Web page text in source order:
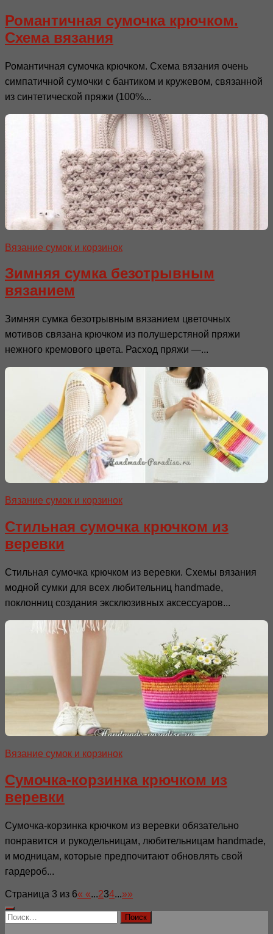
Романтичная сумочка крючком.
Схема вязания
Романтичная сумочка крючком. Схема вязания очень
симпатичной сумочки с бантиком и кружевом, связанной
из синтетической пряжи (100%...
Вязание сумок и корзинок
Зимняя сумка безотрывным
вязанием
Зимняя сумка безотрывным вязанием цветочных
мотивов связана крючком из полушерстяной пряжи
нежного кремового цвета. Расход пряжи —...
Вязание сумок и корзинок
Стильная сумочка крючком из
веревки
Стильная сумочка крючком из веревки. Схемы вязания
модной сумки для всех любительниц handmade,
поклонниц создания эксклюзивных аксессуаров...
Вязание сумок и корзинок
Сумочка-корзинка крючком из
веревки
Сумочка-корзинка крючком из веревки обязательно
понравится и рукодельницам, любительницам handmade,
и модницам, которые предпочитают обновлять свой
гардероб...
Страница 3 из 6« «...234...»»
Найти: